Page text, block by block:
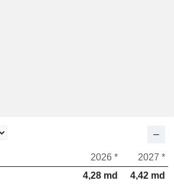
2026 *
2027 *
4,28 md
4,42 md